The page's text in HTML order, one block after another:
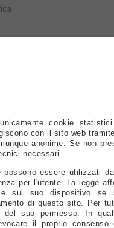
0114586 Capitale sociale: